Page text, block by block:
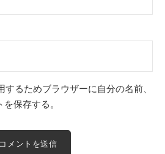
るためブラウザーに自分の名前、
保存する。